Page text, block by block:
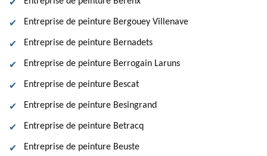
Entreprise de peinture Bergouey Villenave
Entreprise de peinture Bernadets
Entreprise de peinture Berrogain Laruns
Entreprise de peinture Bescat
Entreprise de peinture Besingrand
Entreprise de peinture Betracq
Entreprise de peinture Beuste